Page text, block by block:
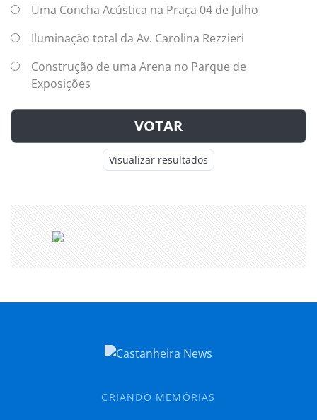
Uma Concha Acústica na Praça 04 de Julho
Iluminação total da Av. Carolina Rezzieri
Construção de uma Arena no Parque de
Exposições
VOTAR
Visualizar resultados
CRIANDO MEMÓRIAS